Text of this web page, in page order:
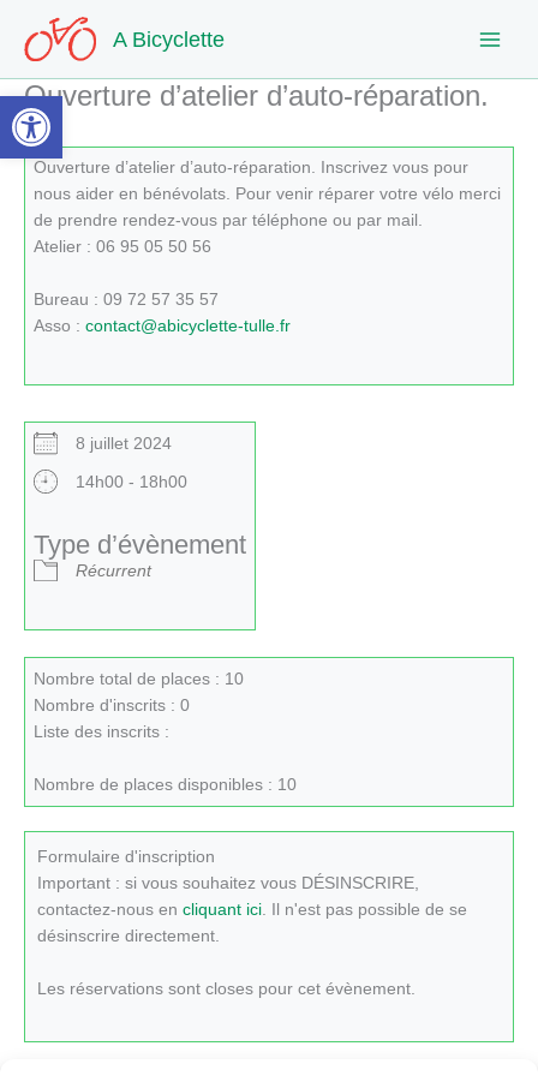
Ouvrir la barre d’outils
contenu
A Bicyclette
Ouverture d’atelier d’auto-réparation.
Ouverture d’atelier d’auto-réparation. Inscrivez vous pour
nous aider en bénévolats. Pour venir réparer votre vélo merci
de prendre rendez-vous par téléphone ou par mail.
Atelier : 06 95 05 50 56
Bureau : 09 72 57 35 57
Asso : contact@abicyclette-tulle.fr
8 juillet 2024
14h00 - 18h00
Type d’évènement
Récurrent
Nombre total de places : 10
Nombre d'inscrits : 0
Liste des inscrits :
Nombre de places disponibles : 10
Formulaire d'inscription
Important : si vous souhaitez vous DÉSINSCRIRE,
contactez-nous en cliquant ici. Il n'est pas possible de se
désinscrire directement.
Les réservations sont closes pour cet évènement.